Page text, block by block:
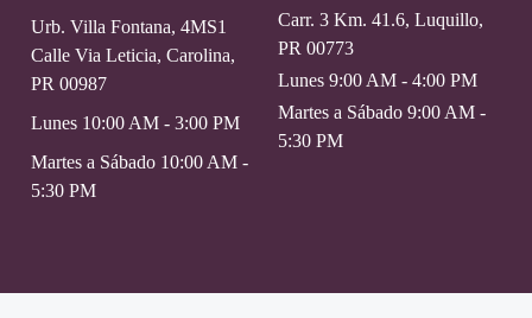
Urb. Villa Fontana, 4MS1
Calle Via Leticia, Carolina,
PR 00987
Lunes 10:00 AM - 3:00 PM
Martes a Sábado 10:00 AM -
5:30 PM
Carr. 3 Km. 41.6, Luquillo,
PR 00773
Lunes 9:00 AM - 4:00 PM
Martes a Sábado 9:00 AM -
5:30 PM